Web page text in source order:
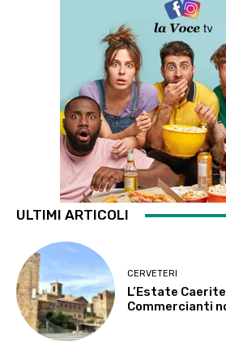
ULTIMI ARTICOLI
CERVETERI
L’Estate
Commercianti